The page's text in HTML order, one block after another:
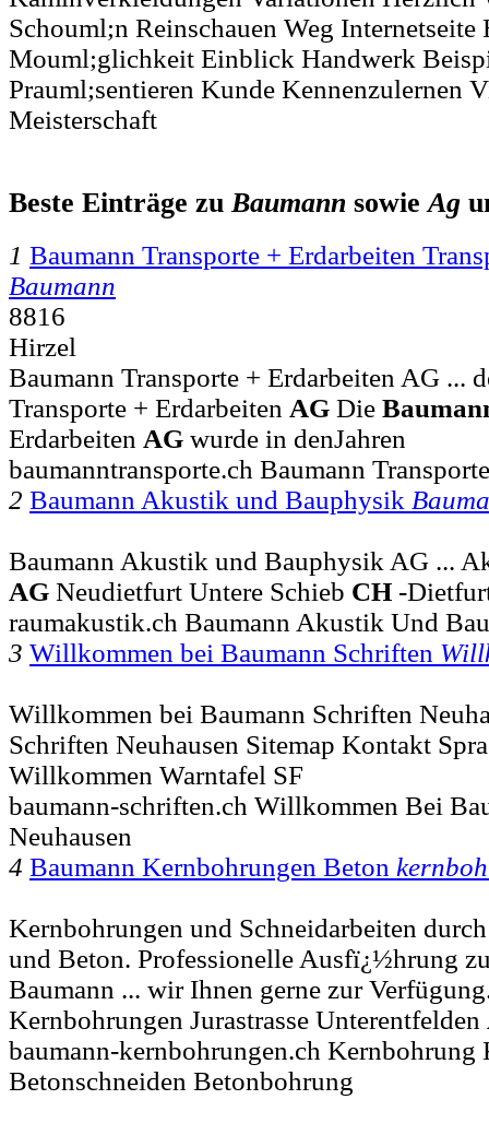
Schouml;n Reinschauen Weg Internetseite
Mouml;glichkeit Einblick Handwerk
Prauml;sentieren Kunde Kennenzulernen
Meisterschaft
Beste Einträge zuBaumann sowieAg
1 Baumann Transporte + Erdarbeiten
Baumann
8816
Hirzel
Baumann Transporte + Erdarbeiten AG ...
Transporte + Erdarbeiten AG Die
Erdarbeiten AG wurde in denJahren
baumanntransporte.ch Baumann
2 Baumann Akustik und Bauphysik
Baumann Akustik und Bauphysik AG ...
AG Neudietfurt Untere Schieb CH -
raumakustik.ch Baumann Akustik Und
3 Willkommen bei Baumann Schriften
Willkommen bei Baumann Schriften
Schriften Neuhausen Sitemap Kontakt
Willkommen Warntafel SF
baumann-schriften.ch Willkommen Bei
Neuhausen
4 Baumann Kernbohrungen Beton
Kernbohrungen und Schneidarbeiten
und Beton. Professionelle Ausfï¿½hrung
Baumann ... wir Ihnen gerne zur
Kernbohrungen Jurastrasse Unterentfelden
baumann-kernbohrungen.ch Kernbohrung
Betonschneiden Betonbohrung